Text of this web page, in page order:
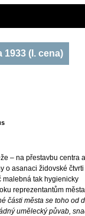
(I. cena)
– na přestavbu centra
o asanaci židovské čtvrti
malebná tak hygienicky
reprezentantům
části města se toho od
umělecký půvab,